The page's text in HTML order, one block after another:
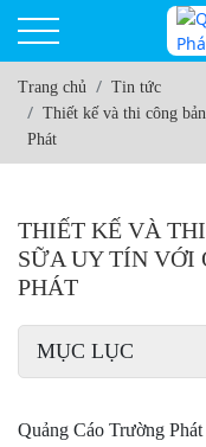
Trang chủ
Tin tức
Thiết kế và thi công
Phát
THIẾT KẾ VÀ
SỮA UY TÍN VỚI
PHÁT
MỤC LỤC
Quảng Cáo Trường